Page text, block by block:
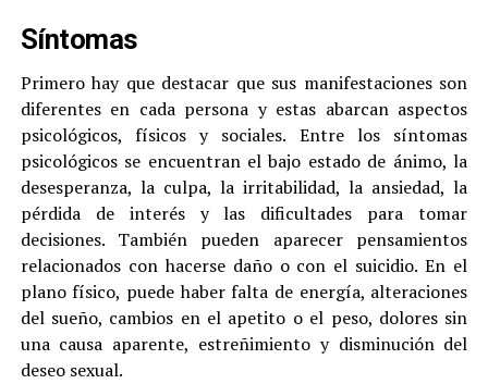
Síntomas
Primero hay que destacar que sus manifestaciones son
diferentes en cada persona y estas abarcan aspectos
psicológicos, físicos y sociales. Entre los síntomas
psicológicos se encuentran el bajo estado de ánimo, la
desesperanza, la culpa, la irritabilidad, la ansiedad, la
pérdida de interés y las dificultades para tomar
decisiones. También pueden aparecer pensamientos
relacionados con hacerse daño o con el suicidio. En el
plano físico, puede haber falta de energía, alteraciones
del sueño, cambios en el apetito o el peso, dolores sin
una causa aparente, estreñimiento y disminución del
deseo sexual.